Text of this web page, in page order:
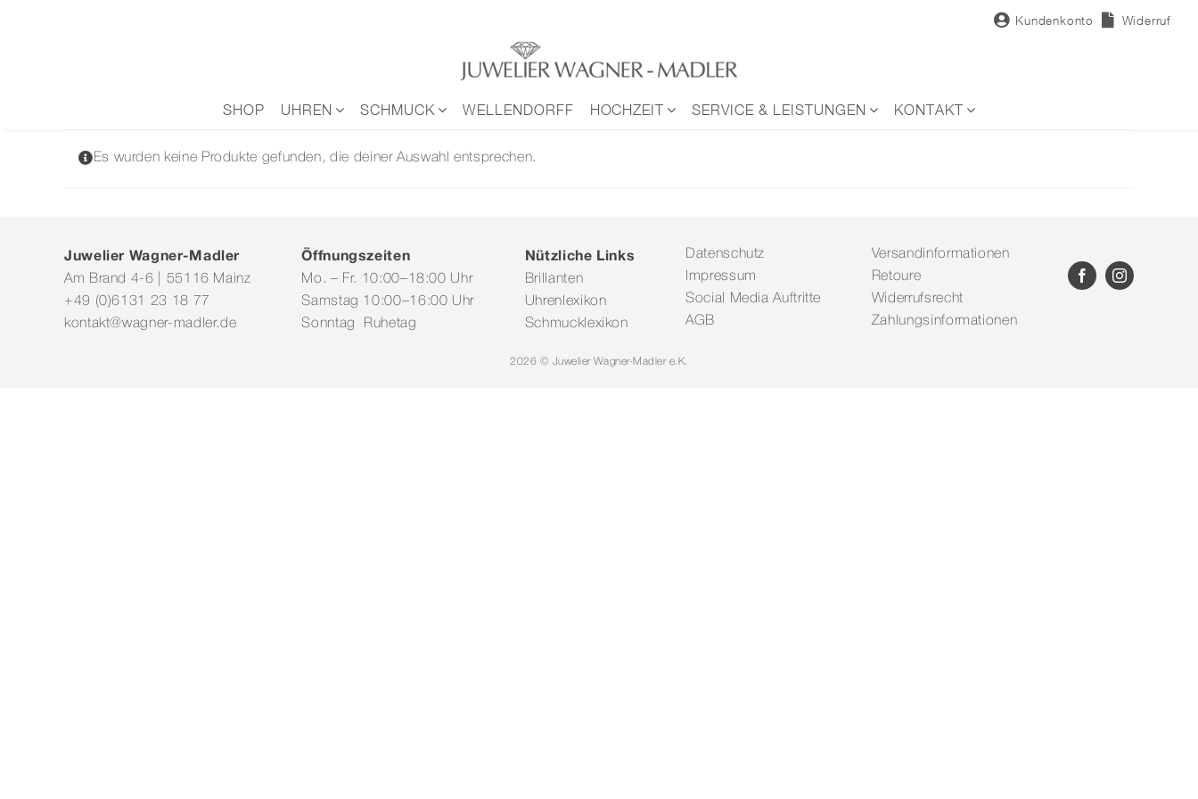
Kundenkonto Widerruf
SHOP UHREN SCHMUCK WELLENDORFF HOCHZEIT SERVICE & LEISTUNGEN KONTAKT
Es wurden keine Produkte gefunden, die deiner Auswahl entsprechen.
Juwelier Wagner-Madler
Am Brand 4-6 | 55116 Mainz
+49 (0)6131 23 18 77
kontakt@wagner-madler.de
Öffnungszeiten
Mo. – Fr. 10:00–18:00 Uhr
Samstag 10:00–16:00 Uhr
Sonntag Ruhetag
Nützliche Links
Brillanten
Uhrenlexikon
Schmucklexikon
Datenschutz
Impressum
Social Media Auftritte
AGB
Versandinformationen
Retoure
Widerrufsrecht
Zahlungsinformationen
2026 © Juwelier Wagner-Madler e.K.